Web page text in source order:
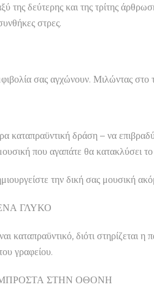
της δεύτερης και της τρίτης
στρες.
σας αγχώνουν. Μιλώντας στο
καταπραϋντική δράση – να
που αγαπάτε θα κατακλύσει
την δική σας μουσική
ΓΛΥΚΟ
καταπραϋντικό, διότι
γραφείου.
ΣΤΗΝ ΟΘΟΝΗ